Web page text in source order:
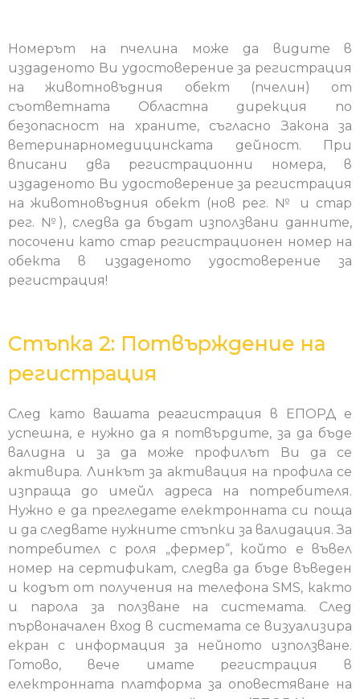
Номерът на пчелина може да видите в
издаденото Ви удостоверение за регистрация
на животновъдния обект (пчелин) от
съответната Областна дирекция по
безопасност на храните, съгласно Закона за
ветеринарномедицинската дейност. При
вписани два регистрационни номера, в
издаденото Ви удостоверение за регистрация
на животновъдния обект (нов рег. № и стар
рег. №), следва да бъдат използвани данните,
посочени като стар регистрационен номер на
обекта в издаденото удостоверение за
регистрация!
Стъпка 2: Потвърждение на
регистрация
След като вашата реагистрация в ЕПОРД е
успешна, е нужно да я потвърдите, за да бъде
валидна и за да може профилът Ви да се
активира. Линкът за активация на профила се
изпраща до имейл адреса на потребителя.
Нужно е да прегледате електронната си поща
и да следвате нужните стъпки за валидация. За
потребител с роля „фермер“, който е въвел
номер на сертификат, следва да бъде въведен
и кодът от получения на телефона SMS, както
и парола за ползване на системата. След
първоначален вход в системата се визуализира
екран с информация за нейното използване.
Готово, вече имате регистрация в
електронната платформа за оповестяване на